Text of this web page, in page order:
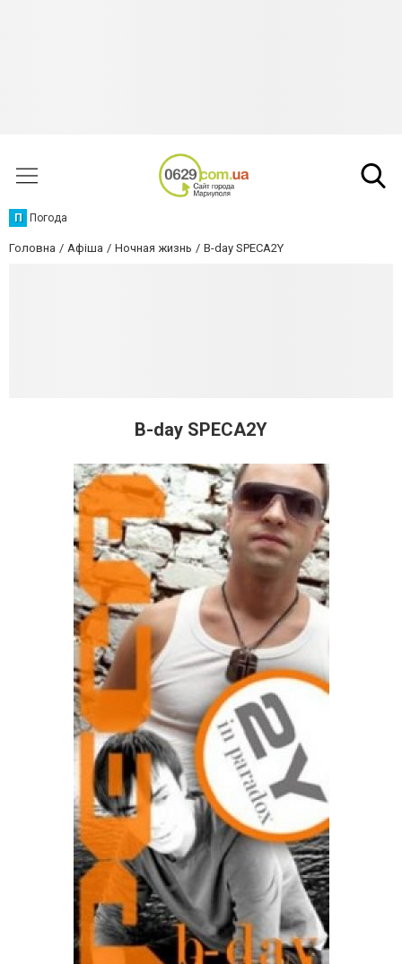
П Погода
Головна Афіша Ночная жизнь B-day SPECA2Y
B-day SPECA2Y